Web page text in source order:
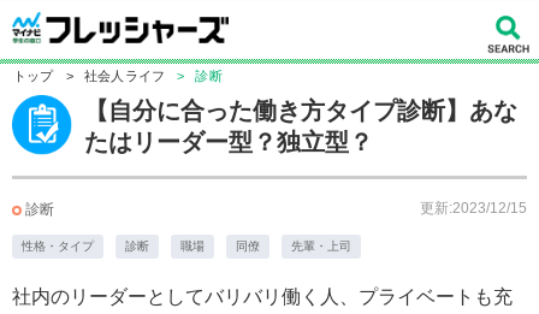
トップ > 社会人ライフ > 診断
【自分に合った働き方タイプ診断】あな
たはリーダー型？独立型？
診断 更新:2023/12/15
性格・タイプ 診断 職場 同僚 先輩・上司
社内のリーダーとしてバリバリ働く人、プライベートも充